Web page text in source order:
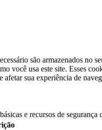
são armazenados no
você usa este site. Esses
afetar sua experiência de
e recursos de segurança